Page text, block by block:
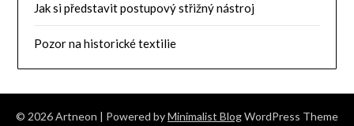
Jak si představit postupový střižný nástroj
Pozor na historické textilie
© 2026 Artneon | Powered byMinimalist BlogWordPress Theme